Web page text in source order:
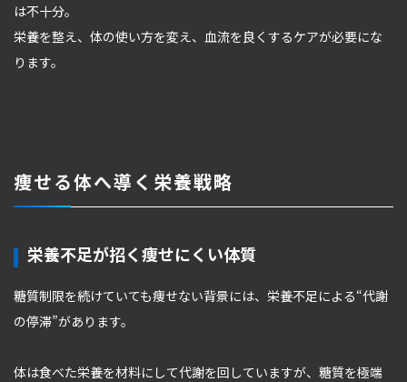
は不十分。
栄養を整え、体の使い方を変え、血流を良くするケアが必要にな
ります。
痩せる体へ導く栄養戦略
栄養不足が招く痩せにくい体質
糖質制限を続けていても痩せない背景には、栄養不足による“代謝
の停滞”があります。
体は食べた栄養を材料にして代謝を回していますが、糖質を極端